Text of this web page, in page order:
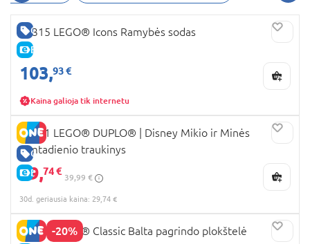
GERA KAINA
E-KAINA
10315 LEGO® Icons Ramybės sodas
103,93 €
Kaina galioja tik internetu
GERA KAINA
E-KAINA
10941 LEGO® DUPLO® | Disney Mikio ir Minės
gimtadienio traukinys
29,74 €
39,99 €
30d. geriausia kaina: 29,74 €
-20%
11026 LEGO® Classic Balta pagrindo plokštelė